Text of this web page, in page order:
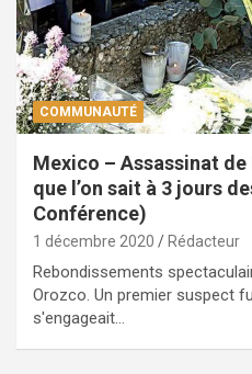
COMMUNAUTÉ
Mexico – Assassinat
que l’on sait à 3 jours
Conférence)
1 décembre 2020 Rédacteur
Rebondissements
Orozco. Un premier suspect
s'engageait…